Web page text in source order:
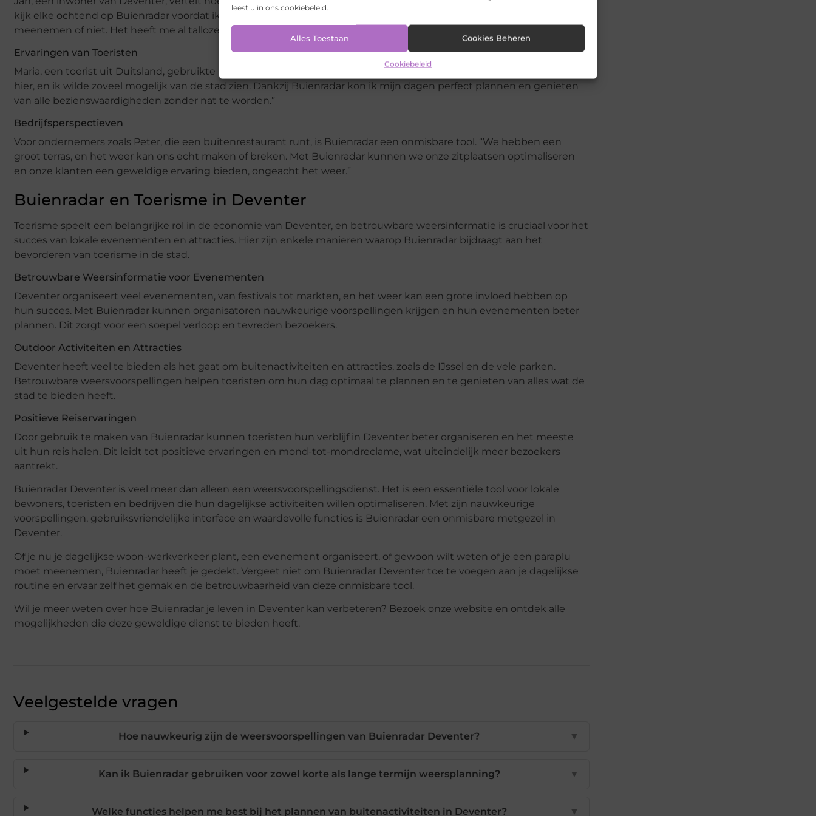
leest u in ons cookiebeleid.
Alles Toestaan Cookies Beheren
Cookiebeleid
kijk elke ochtend op Buienradar voordat ik de deur uitga. Het is geweldig om te weten of ik een regenjas moet
meenemen of niet. Het heeft me al talloze keren gered van een nat pak!”
Ervaringen van Toeristen
Maria, een toerist uit Duitsland, gebruikte Buienradar tijdens haar bezoek aan Deventer. “Het was mijn eerste keer
hier, en ik wilde zoveel mogelijk van de stad zien. Dankzij Buienradar kon ik mijn dagen perfect plannen en genieten
van alle bezienswaardigheden zonder nat te worden.”
Bedrijfsperspectieven
Voor ondernemers zoals Peter, die een buitenrestaurant runt, is Buienradar een onmisbare tool. “We hebben een
groot terras, en het weer kan ons echt maken of breken. Met Buienradar kunnen we onze zitplaatsen optimaliseren
en onze klanten een geweldige ervaring bieden, ongeacht het weer.”
Buienradar en Toerisme in Deventer
Toerisme speelt een belangrijke rol in de economie van Deventer, en betrouwbare weersinformatie is cruciaal voor het
succes van lokale evenementen en attracties. Hier zijn enkele manieren waarop Buienradar bijdraagt aan het
bevorderen van toerisme in de stad.
Betrouwbare Weersinformatie voor Evenementen
Deventer organiseert veel evenementen, van festivals tot markten, en het weer kan een grote invloed hebben op
hun succes. Met Buienradar kunnen organisatoren nauwkeurige voorspellingen krijgen en hun evenementen beter
plannen. Dit zorgt voor een soepel verloop en tevreden bezoekers.
Outdoor Activiteiten en Attracties
Deventer heeft veel te bieden als het gaat om buitenactiviteiten en attracties, zoals de IJssel en de vele parken.
Betrouwbare weersvoorspellingen helpen toeristen om hun dag optimaal te plannen en te genieten van alles wat de
stad te bieden heeft.
Positieve Reiservaringen
Door gebruik te maken van Buienradar kunnen toeristen hun verblijf in Deventer beter organiseren en het meeste
uit hun reis halen. Dit leidt tot positieve ervaringen en mond-tot-mondreclame, wat uiteindelijk meer bezoekers
aantrekt.
Buienradar Deventer is veel meer dan alleen een weersvoorspellingsdienst. Het is een essentiële tool voor lokale
bewoners, toeristen en bedrijven die hun dagelijkse activiteiten willen optimaliseren. Met zijn nauwkeurige
voorspellingen, gebruiksvriendelijke interface en waardevolle functies is Buienradar een onmisbare metgezel in
Deventer.
Of je nu je dagelijkse woon-werkverkeer plant, een evenement organiseert, of gewoon wilt weten of je een paraplu
moet meenemen, Buienradar heeft je gedekt. Vergeet niet om Buienradar Deventer toe te voegen aan je dagelijkse
routine en ervaar zelf het gemak en de betrouwbaarheid van deze onmisbare tool.
Wil je meer weten over hoe Buienradar je leven in Deventer kan verbeteren? Bezoek onze website en ontdek alle
mogelijkheden die deze geweldige dienst te bieden heeft.
Veelgestelde vragen
Hoe nauwkeurig zijn de weersvoorspellingen van Buienradar Deventer? ▼
Kan ik Buienradar gebruiken voor zowel korte als lange termijn weersplanning? ▼
Welke functies helpen me best bij het plannen van buitenactiviteiten in Deventer? ▼